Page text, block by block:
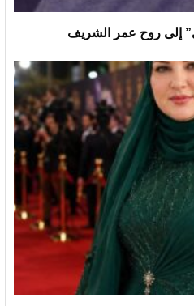
إلى روح عمر الشريف